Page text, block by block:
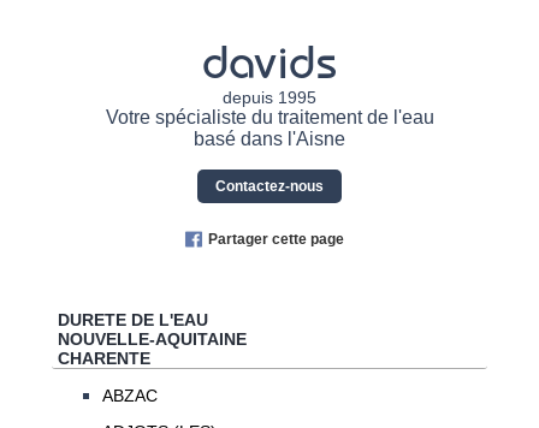
davids
depuis 1995
Votre spécialiste du traitement de l'eau
basé dans l'Aisne
Contactez-nous
Partager cette page
DURETE DE L'EAU
NOUVELLE-AQUITAINE
CHARENTE
ABZAC